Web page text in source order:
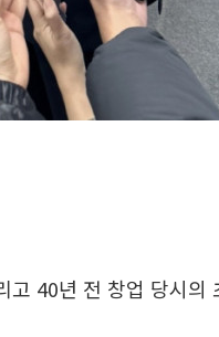
40년 전 창업 당시의